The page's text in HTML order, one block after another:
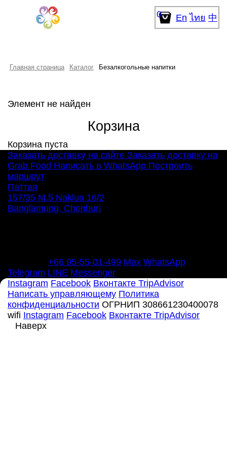
0 En ไทย 中
Главная страница Каталог Безалкогольные напитки
Элемент не найден
Корзина
Корзина пуста
Заказать доставку на сайте Заказать доставку на
Grab Food Написать в WhatsApp Построить
маршрут
Паттая
157/35 M.5 Naklua 16/2
Banglamung, Chonburi
+66 95-55-01-499 Max WhatsApp
Telegram LINE Messenger
Instagram Facebook Вконтакте TripAdvisor
Написать управляющему Политика
конфиденциальности ОГРНИП 308661230400078
wifi Instagram Facebook Вконтакте TripAdvisor
Наверх